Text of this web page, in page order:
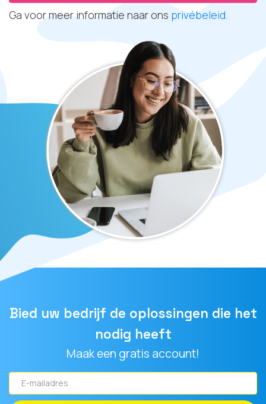
Ga voor meer informatie naar ons privébeleid.
Bied uw bedrijf de oplossingen die het
nodig heeft
Maak een gratis account!
mailadres